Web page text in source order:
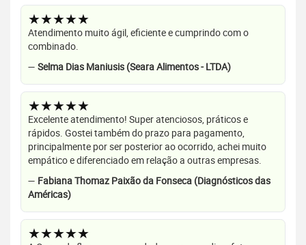
★★★★★
Atendimento muito ágil, eficiente e cumprindo com o
combinado.
— Selma Dias Maniusis (Seara Alimentos - LTDA)
★★★★★
Excelente atendimento! Super atenciosos, práticos e
rápidos. Gostei também do prazo para pagamento,
principalmente por ser posterior ao ocorrido, achei muito
empático e diferenciado em relação a outras empresas.
— Fabiana Thomaz Paixão da Fonseca (Diagnósticos das
Américas)
★★★★★